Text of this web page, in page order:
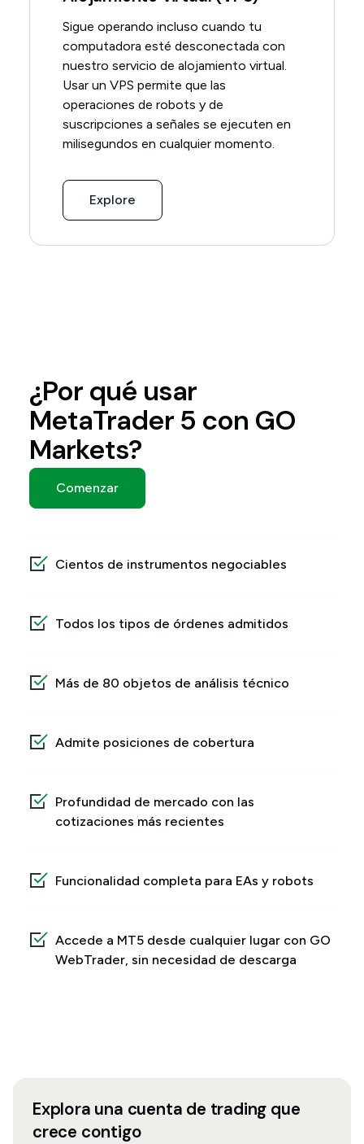
Sigue operando incluso cuando tu
computadora esté desconectada con
nuestro servicio de alojamiento virtual.
Usar un VPS permite que las
operaciones de robots y de
suscripciones a señales se ejecuten en
milisegundos en cualquier momento.
Explore
¿Por qué usar
MetaTrader 5 con GO
Markets?
Comenzar
Cientos de instrumentos negociables
Todos los tipos de órdenes admitidos
Más de 80 objetos de análisis técnico
Admite posiciones de cobertura
Profundidad de mercado con las
cotizaciones más recientes
Funcionalidad completa para EAs y robots
Accede a MT5 desde cualquier lugar con GO
WebTrader, sin necesidad de descarga
Explora una cuenta de trading que
crece contigo